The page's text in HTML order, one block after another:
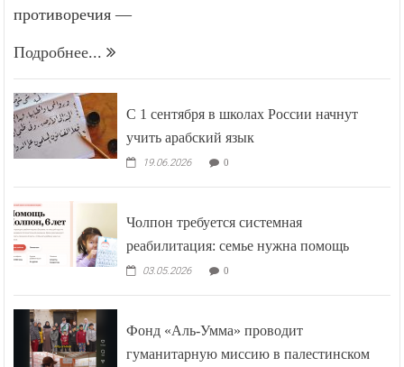
противоречия —
Подробнее...
С 1 сентября в школах России начнут
учить арабский язык
19.06.2026 0
Чолпон требуется системная
реабилитация: семье нужна помощь
03.05.2026 0
Фонд «Аль-Умма» проводит
гуманитарную миссию в палестинском